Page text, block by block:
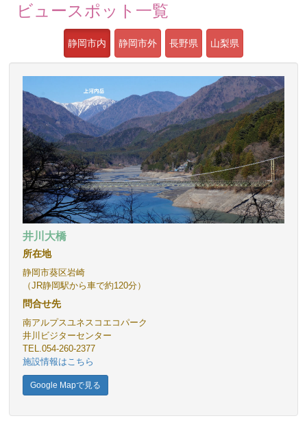
ビュースポット一覧
静岡市内 静岡市外 長野県 山梨県
井川大橋
所在地
静岡市葵区岩崎
（JR静岡駅から車で約120分）
問合せ先
南アルプスユネスコエコパーク
井川ビジターセンター
TEL.054-260-2377
施設情報はこちら
Google Mapで見る